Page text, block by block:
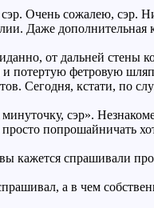
Очень сожалею, сэр.
Даже дополнительная
от дальней стены
и потертую фетровую
Сегодня, кстати, по
сэр».
попрошайничать
кажется спрашивали
а в чем